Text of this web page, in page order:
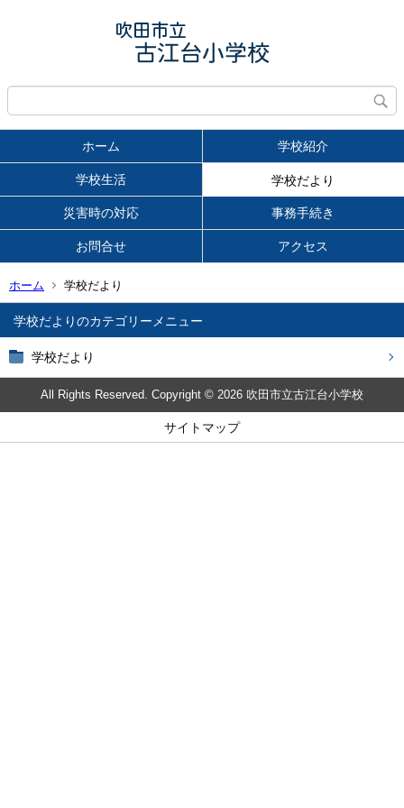
ホーム 学校紹介
学校生活 学校だより
災害時の対応 事務手続き
お問合せ アクセス
ホーム 学校だより
学校だより
学校だより
All Rights Reserved. Copyright © 2026 吹田市立古江台小学校
サイトマップ